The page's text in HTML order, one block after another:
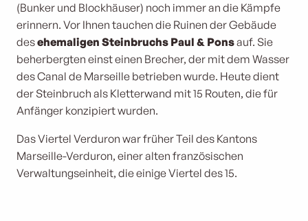
(Bunker und Blockhäuser) noch immer an die Kämpfe
erinnern. Vor Ihnen tauchen die Ruinen der Gebäude
desehemaligen Steinbruchs Paul & Ponsauf. Sie
beherbergten einst einen Brecher, der mit dem Wasser
des Canal de Marseille betrieben wurde. Heute dient
der Steinbruch als Kletterwand mit 15 Routen, die für
Anfänger konzipiert wurden.
Das Viertel Verduron war früher Teil des Kantons
Marseille-Verduron, einer alten französischen
Verwaltungseinheit, die einige Viertel des 15.